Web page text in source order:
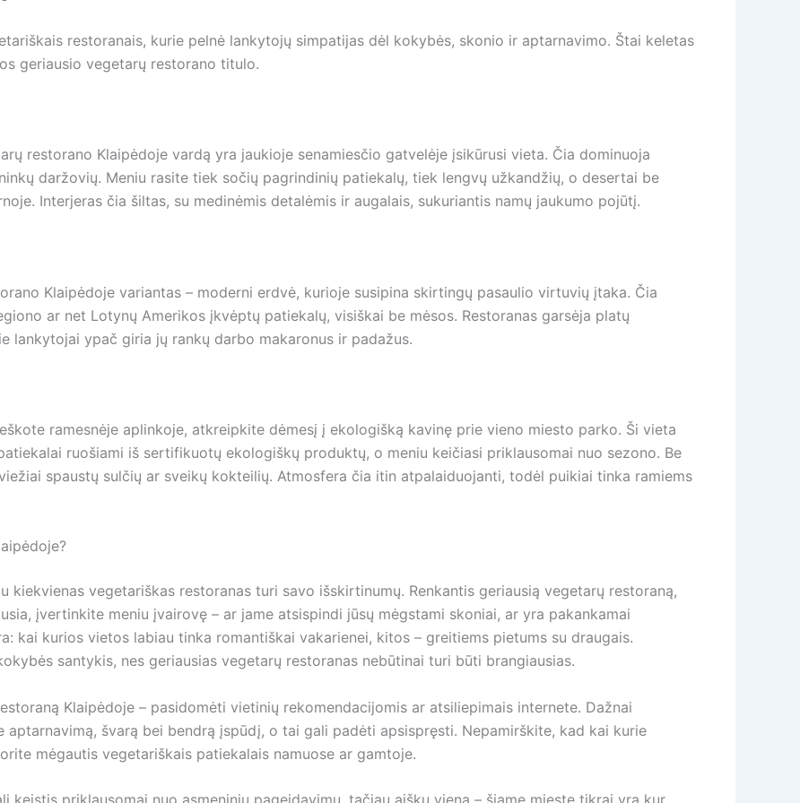
restoranais, kurie pelnė lankytojų simpatijas dėl kokybės, skonio ir aptarnavimo. Štai keletas
geriausio vegetarų restorano titulo.
restorano Klaipėdoje vardą yra jaukioje senamiesčio gatvelėje įsikūrusi vieta. Čia dominuoja
daržovių. Meniu rasite tiek sočių pagrindinių patiekalų, tiek lengvų užkandžių, o desertai be
Interjeras čia šiltas, su medinėmis detalėmis ir augalais, sukuriantis namų jaukumo pojūtį.
Klaipėdoje variantas – moderni erdvė, kurioje susipina skirtingų pasaulio virtuvių įtaka. Čia
ar net Lotynų Amerikos įkvėptų patiekalų, visiškai be mėsos. Restoranas garsėja platų
lankytojai ypač giria jų rankų darbo makaronus ir padažus.
ramesnėje aplinkoje, atkreipkite dėmesį į ekologišką kavinę prie vieno miesto parko. Ši vieta
ruošiami iš sertifikuotų ekologiškų produktų, o meniu keičiasi priklausomai nuo sezono. Be
spaustų sulčių ar sveikų kokteilių. Atmosfera čia itin atpalaiduojanti, todėl puikiai tinka ramiems
kiekvienas vegetariškas restoranas turi savo išskirtinumų. Renkantis geriausią vegetarų restoraną,
įvertinkite meniu įvairovę – ar jame atsispindi jūsų mėgstami skoniai, ar yra pakankamai
kai kurios vietos labiau tinka romantiškai vakarienei, kitos – greitiems pietums su draugais.
santykis, nes geriausias vegetarų restoranas nebūtinai turi būti brangiausias.
Klaipėdoje – pasidomėti vietinių rekomendacijomis ar atsiliepimais internete. Dažnai
švarą bei bendrą įspūdį, o tai gali padėti apsispręsti. Nepamirškite, kad kai kurie
mėgautis vegetariškais patiekalais namuose ar gamtoje.